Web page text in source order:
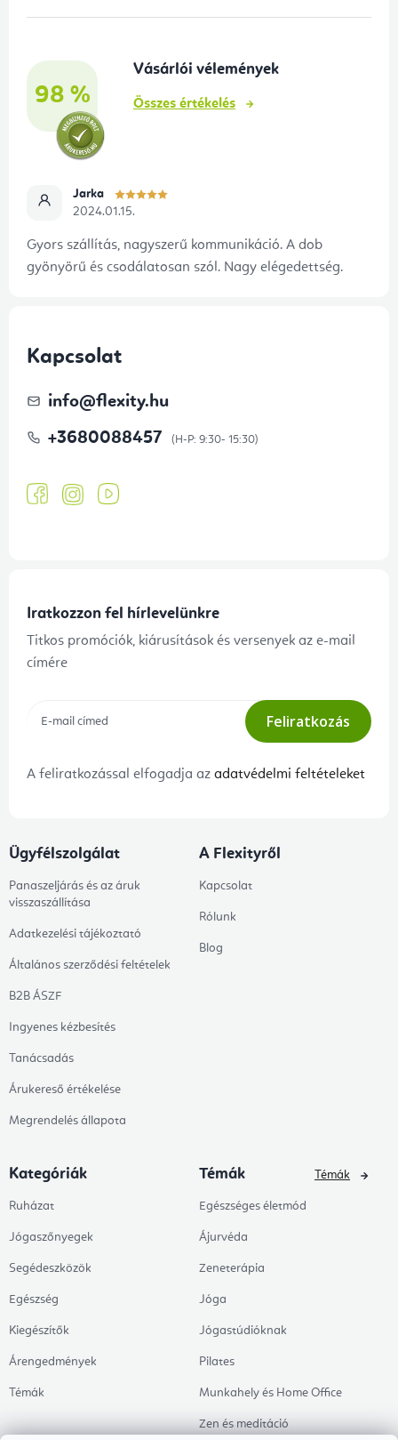
98 %
Vásárlói vélemények
Összes értékelés
Jarka
2024.01.15.
Gyors szállítás, nagyszerű kommunikáció. A dob
gyönyörű és csodálatosan szól. Nagy elégedettség.
Kapcsolat
info@flexity.hu
+3680088457
Iratkozzon fel hírlevelünkre
Titkos promóciók, kiárusítások és versenyek az e-mail
címére
Feliratkozás
A feliratkozással elfogadja az adatvédelmi feltételeket
Ügyfélszolgálat
Panaszeljárás és az áruk
visszaszállítása
Adatkezelési tájékoztató
Általános szerződési feltételek
B2B ÁSZF
Ingyenes kézbesítés
Tanácsadás
Árukereső értékelése
Megrendelés állapota
A Flexityről
Kapcsolat
Rólunk
Blog
Kategóriák
Ruházat
Jógaszőnyegek
Segédeszközök
Egészség
Kiegészítők
Árengedmények
Témák
Témák
Egészséges életmód
Ájurvéda
Zeneterápia
Jóga
Jógastúdióknak
Pilates
Munkahely és Home Office
Zen és meditáció
Témák